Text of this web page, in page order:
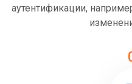
аутентификации,